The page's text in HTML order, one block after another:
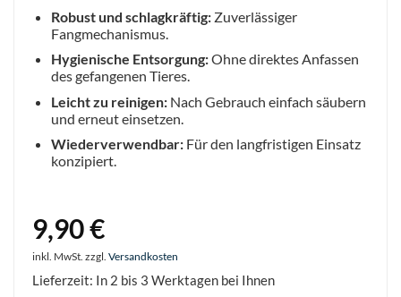
Robust und schlagkräftig:Zuverlässiger
Fangmechanismus.
Hygienische Entsorgung:Ohne direktes Anfassen
des gefangenen Tieres.
Leicht zu reinigen:Nach Gebrauch einfach säubern
und erneut einsetzen.
Wiederverwendbar:Für den langfristigen Einsatz
konzipiert.
9,90€
inkl. MwSt. zzgl. Versandkosten
Lieferzeit: In 2 bis 3 Werktagen bei Ihnen